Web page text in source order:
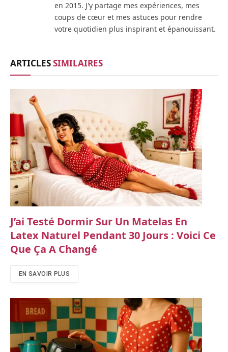
en 2015. J'y partage mes expériences, mes
coups de cœur et mes astuces pour rendre
votre quotidien plus inspirant et épanouissant.
ARTICLESSIMILAIRES
J’ai Testé Dormir Sur Un Matelas En
Latex Naturel Pendant 30 Jours : Voici Ce
Que Ça A Changé
EN SAVOIR PLUS